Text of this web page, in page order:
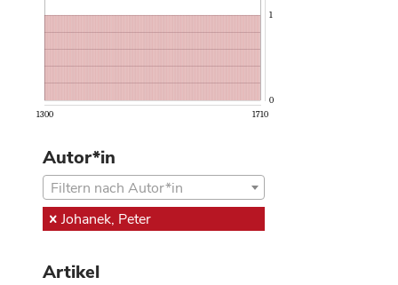
1300 1710
0
1
Autor*in
Filtern nach Autor*in
Johanek, Peter
Artikel